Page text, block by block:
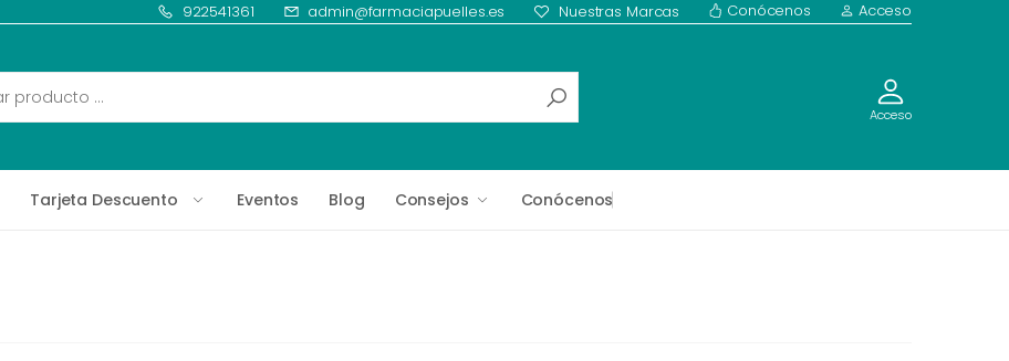
922541361 admin@farmaciapuelles.es Nuestras Marcas Conócenos Acceso
Acceso
Tarjeta Descuento Eventos Blog Consejos Conócenos